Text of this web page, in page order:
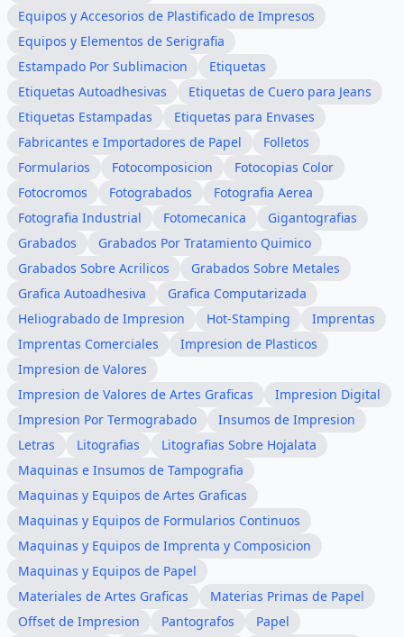
Equipos y Accesorios de Plastificado de Impresos
Equipos y Elementos de Serigrafia
Estampado Por Sublimacion
Etiquetas
Etiquetas Autoadhesivas
Etiquetas de Cuero para Jeans
Etiquetas Estampadas
Etiquetas para Envases
Fabricantes e Importadores de Papel
Folletos
Formularios
Fotocomposicion
Fotocopias Color
Fotocromos
Fotograbados
Fotografia Aerea
Fotografia Industrial
Fotomecanica
Gigantografias
Grabados
Grabados Por Tratamiento Quimico
Grabados Sobre Acrilicos
Grabados Sobre Metales
Grafica Autoadhesiva
Grafica Computarizada
Heliograbado de Impresion
Hot-Stamping
Imprentas
Imprentas Comerciales
Impresion de Plasticos
Impresion de Valores
Impresion de Valores de Artes Graficas
Impresion Digital
Impresion Por Termograbado
Insumos de Impresion
Letras
Litografias
Litografias Sobre Hojalata
Maquinas e Insumos de Tampografia
Maquinas y Equipos de Artes Graficas
Maquinas y Equipos de Formularios Continuos
Maquinas y Equipos de Imprenta y Composicion
Maquinas y Equipos de Papel
Materiales de Artes Graficas
Materias Primas de Papel
Offset de Impresion
Pantografos
Papel